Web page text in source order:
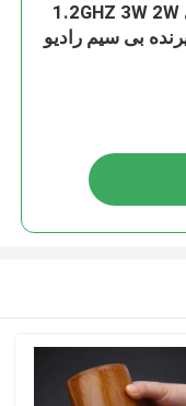
قمار لوازم جانبی 1.2GHZ 3W 2W
بی سیم رادیو